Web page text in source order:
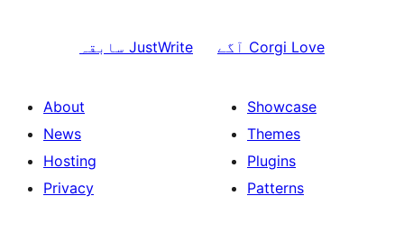
سابقہ JustWrite آگے Corgi Love
About
News
Hosting
Privacy
Showcase
Themes
Plugins
Patterns